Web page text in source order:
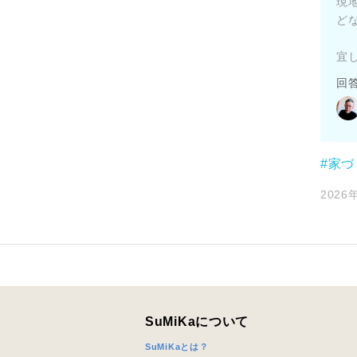
ど
宜
回
#家
2026
SuMiKaについて
SuMiKaとは？